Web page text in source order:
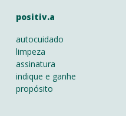
positiv.a
autocuidado
limpeza
assinatura
indique e ganhe
propósito